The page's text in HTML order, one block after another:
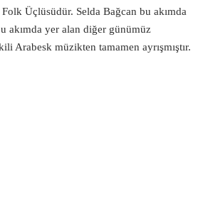
Üçlüsüdür. Selda Bağcan bu akımda
akımda yer alan diğer günümüz
Arabesk müzikten tamamen ayrışmıştır.